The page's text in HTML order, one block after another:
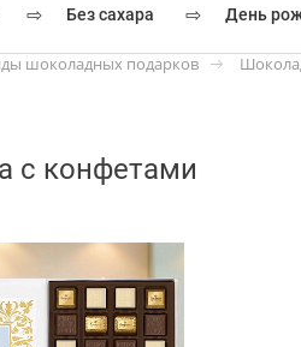
⇨ без сахара ⇨ день
шоколадных подарков
с конфетами